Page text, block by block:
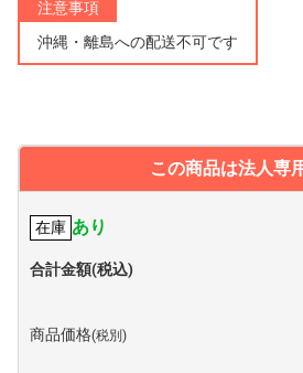
注意事項
沖縄・離島への配送不可です
この商品は法人専
在庫 あり
合計金額(税込)
商品価格(税別)